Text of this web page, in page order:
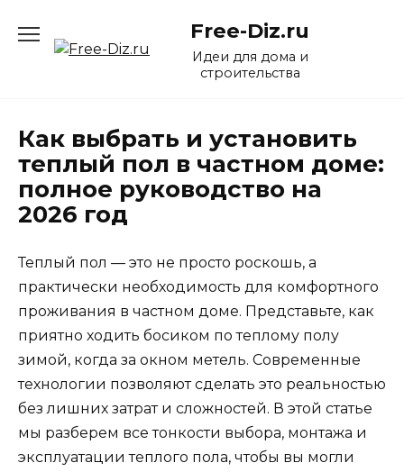
содержанию
Free-Diz.ru
Идеи для дома и
строительства
Как выбрать и установить
теплый пол в частном доме:
полное руководство на
2026 год
Теплый пол — это не просто роскошь, а
практически необходимость для комфортного
проживания в частном доме. Представьте, как
приятно ходить босиком по теплому полу
зимой, когда за окном метель. Современные
технологии позволяют сделать это реальностью
без лишних затрат и сложностей. В этой статье
мы разберем все тонкости выбора, монтажа и
эксплуатации теплого пола, чтобы вы могли